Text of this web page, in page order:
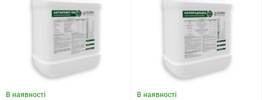
В наявності В наявності